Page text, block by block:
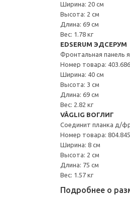
Ширина: 20 см
Высота: 2 см
Длина: 69 см
Вес: 1.78 кг
EDSERUM ЭДСЕРУМ
Фронтальная панель
Номер товара:
Ширина: 40 см
Высота: 3 см
Длина: 69 см
Вес: 2.82 кг
VÅGLIG ВОГЛИГ
Соединит планка д/
Номер товара:
Ширина: 8 см
Высота: 2 см
Длина: 75 см
Вес: 1.57 кг
Подробнее о